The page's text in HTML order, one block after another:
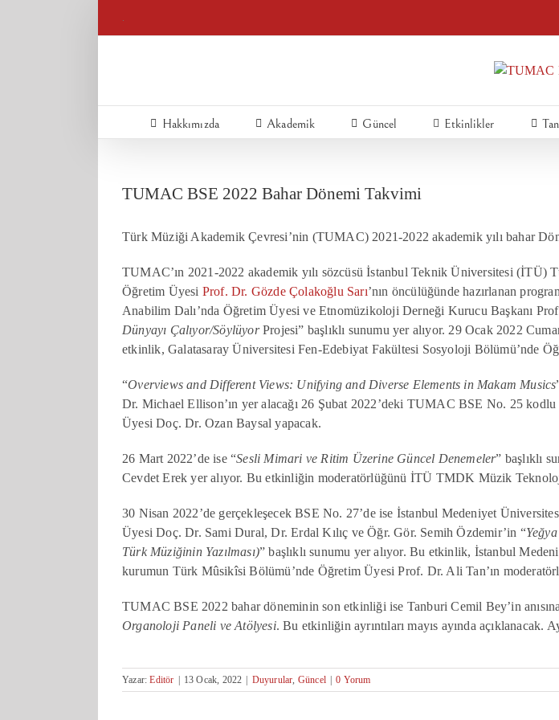
.
Hakkımızda Akademik Güncel Etkinlikler
TUMAC BSE 2022 Bahar Dönemi Takvimi
Türk Müziği Akademik Çevresi’nin (TUMAC) 2021-2022 akademik yılı bahar
TUMAC’ın 2021-2022 akademik yılı sözcüsü İstanbul Teknik Üniversitesi
Öğretim Üyesi Prof. Dr. Gözde Çolakoğlu Sarı’nın öncülüğünde hazırlanan
Anabilim Dalı’nda Öğretim Üyesi ve Etnomüzikoloji Derneği Kurucu Başkanı
Dünyayı Çalıyor/SöylüyorProjesi” başlıklı sunumu yer alıyor. 29 Ocak 2022
etkinlik, Galatasaray Üniversitesi Fen-Edebiyat Fakültesi Sosyoloji Bölümü’nde
“Overviews and Different Views: Unifying and Diverse Elements in Makam Musics
Dr. Michael Ellison’ın yer alacağı 26 Şubat 2022’deki TUMAC BSE No. 25
Üyesi Doç. Dr. Ozan Baysal yapacak.
26 Mart 2022’de ise “Sesli Mimari ve Ritim Üzerine Güncel Denemeler” başlıklı
Cevdet Erek yer alıyor. Bu etkinliğin moderatörlüğünü İTÜ TMDK Müzik
30 Nisan 2022’de gerçekleşecek BSE No. 27’de ise İstanbul Medeniyet
Üyesi Doç. Dr. Sami Dural, Dr. Erdal Kılıç ve Öğr. Gör. Semih Özdemir’in “
Türk Müziğinin Yazılması)” başlıklı sunumu yer alıyor. Bu etkinlik, İstanbul
kurumun Türk Mûsikîsi Bölümü’nde Öğretim Üyesi Prof. Dr. Ali Tan’ın
TUMAC BSE 2022 bahar döneminin son etkinliği ise Tanburi Cemil Bey’in
Organoloji Paneli ve Atölyesi. Bu etkinliğin ayrıntıları mayıs ayında açıklanacak.
Yazar:Editör | 13 Ocak, 2022 | Duyurular, Güncel | 0 Yorum